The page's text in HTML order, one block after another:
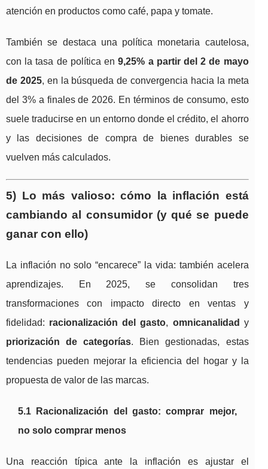
atención en productos como café, papa y tomate.
También se destaca una política monetaria cautelosa,
con la tasa de política en9,25% a partir del 2 de mayo
de 2025, en la búsqueda de convergencia hacia la meta
del 3% a finales de 2026. En términos de consumo, esto
suele traducirse en un entorno donde el crédito, el ahorro
y las decisiones de compra de bienes durables se
vuelven más calculados.
5) Lo más valioso: cómo la inflación está
cambiando al consumidor (y qué se puede
ganar con ello)
La inflación no solo “encarece” la vida: también acelera
aprendizajes. En 2025, se consolidan tres
transformaciones con impacto directo en ventas y
fidelidad: racionalización del gasto, omnicanalidad y
priorización de categorías. Bien gestionadas, estas
tendencias pueden mejorar la eficiencia del hogar y la
propuesta de valor de las marcas.
5.1 Racionalización del gasto: comprar mejor,
no solo comprar menos
Una reacción típica ante la inflación es ajustar el